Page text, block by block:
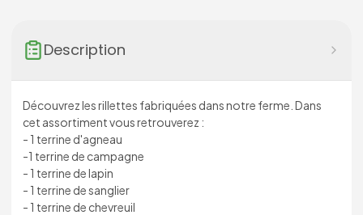
Description
Découvrez les rillettes fabriquées dans notre ferme. Dans
cet assortiment vous retrouverez :
- 1 terrine d'agneau
-1 terrine de campagne
- 1 terrine de lapin
- 1 terrine de sanglier
- 1 terrine de chevreuil